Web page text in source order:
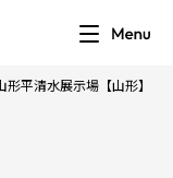
形平清水展示場【山形】